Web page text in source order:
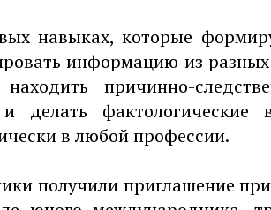
навыках, которые
информацию из
причинно-
и делать
в любой профессии.
получили приглашение